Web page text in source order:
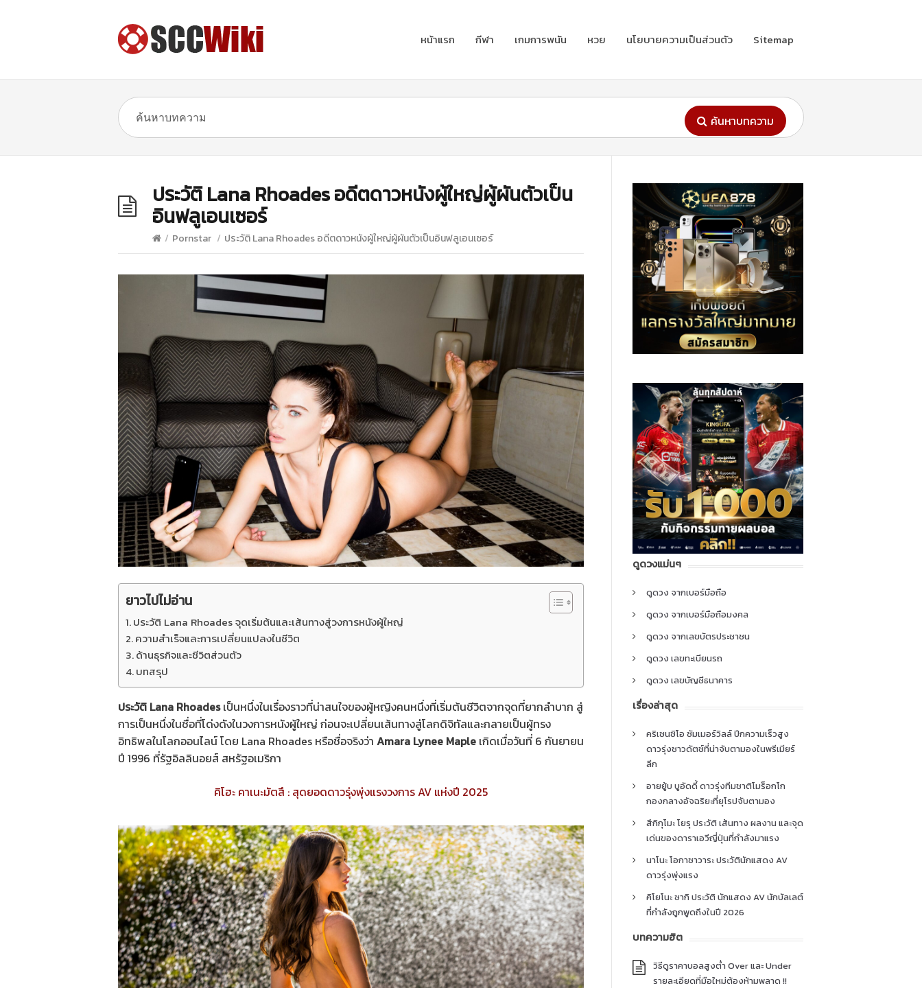
หน้าแรก กีฬา เกมการพนัน หวย นโยบายความเป็นส่วนตัว Sitemap
ค้นหาบทความ
ประวัติ Lana Rhoades อดีตดาวหนังผู้ใหญ่ผู้ผันตัวเป็น
อินฟลูเอนเซอร์
/ Pornstar / ประวัติ Lana Rhoades อดีตดาวหนังผู้ใหญ่ผู้ผันตัวเป็นอินฟลูเอนเซอร์
ยาวไปไม่อ่าน
ประวัติ Lana Rhoades จุดเริ่มต้นและเส้นทางสู่วงการหนังผู้ใหญ่
ความสำเร็จและการเปลี่ยนแปลงในชีวิต
ด้านธุรกิจและชีวิตส่วนตัว
บทสรุป
ประวัติ Lana Rhoadesเป็นหนึ่งในเรื่องราวที่น่าสนใจของผู้หญิงคนหนึ่งที่เริ่มต้นชีวิตจากจุดที่ยากลำบาก สู่
การเป็นหนึ่งในชื่อที่โด่งดังในวงการหนังผู้ใหญ่ ก่อนจะเปลี่ยนเส้นทางสู่โลกดิจิทัลและกลายเป็นผู้ทรง
อิทธิพลในโลกออนไลน์ โดย Lana Rhoades หรือชื่อจริงว่า Amara Lynee Maple เกิดเมื่อวันที่ 6 กันยายน
ปี 1996 ที่รัฐอิลลินอยส์ สหรัฐอเมริกา
คิโฮะ คาเนะมัตสึ : สุดยอดดาวรุ่งพุ่งแรงวงการ AV แห่งปี 2025
ดูดวงแม่นๆ
ดูดวง จากเบอร์มือถือ
ดูดวง จากเบอร์มือถือมงคล
ดูดวง จากเลขบัตรประชาชน
ดูดวง เลขทะเบียนรถ
ดูดวง เลขบัญชีธนาคาร
เรื่องล่าสุด
คริเซนซิโอ ซัมเมอร์วิลล์ ปีกความเร็วสูง
ดาวรุ่งชาวดัตช์ที่น่าจับตามองในพรีเมียร์
ลีก
อายยู้บ บูอัดดี้ ดาวรุ่งทีมชาติโมร็อกโก
กองกลางอัจฉริยะที่ยุโรปจับตามอง
สึกิกุโมะ โยรุ ประวัติ เส้นทาง ผลงาน และจุด
เด่นของดาราเอวีญี่ปุ่นที่กำลังมาแรง
นาโนะ โอกาซาวาระ ประวัตินักแสดง AV
ดาวรุ่งพุ่งแรง
คิโยโนะ ซากิ ประวัติ นักแสดง AV นักบัลเลต์
ที่กำลังถูกพูดถึงในปี 2026
บทความฮิต
วิธีดูราคาบอลสูงต่ำ Over และ Under
รายละเอียดที่มือใหม่ต้องห้ามพลาด !!